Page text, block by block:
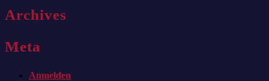
Archives
Meta
Anmelden